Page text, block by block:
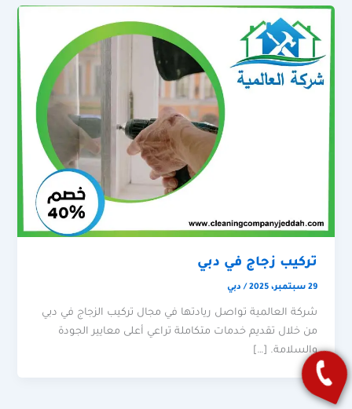
تركيب زجاج في دبي
29 سبتمبر، 2025 / دبي
شركة العالمية تواصل ريادتها في مجال تركيب الزجاج في دبي
من خلال تقديم خدمات متكاملة تراعي أعلى معايير الجودة
والسلامة. […]